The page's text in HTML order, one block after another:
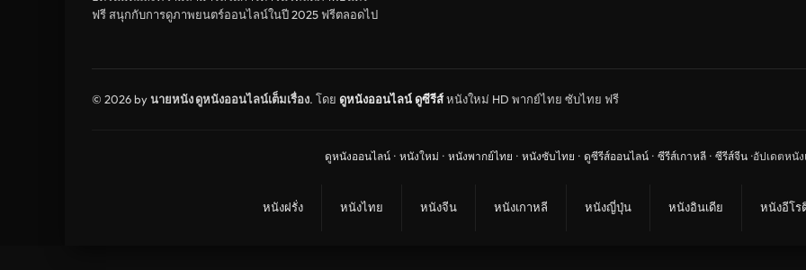
ฟรี สนุกกับการดูภาพยนตร์ออนไลน์ในปี 2025 ฟรีตลอดไป
© 2026 byนายหนัง ดูหนังออนไลน์เต็มเรื่อง. โดย ดูหนังออนไลน์ ดูซีรีส์หนังใหม่ HD พากย์ไทย ซับไทย ฟรี
ดูหนังออนไลน์ · หนังใหม่ · หนังพากย์ไทย · หนังซับไทย · ดูซีรีส์ออนไลน์ · ซีรีส์เกาหลี · ซีรีส์จีน ·อัปเดตหนั
หนังฝรั่ง หนังไทย หนังจีน หนังเกาหลี หนังญี่ปุ่น หนังอินเดีย หนังอีโร